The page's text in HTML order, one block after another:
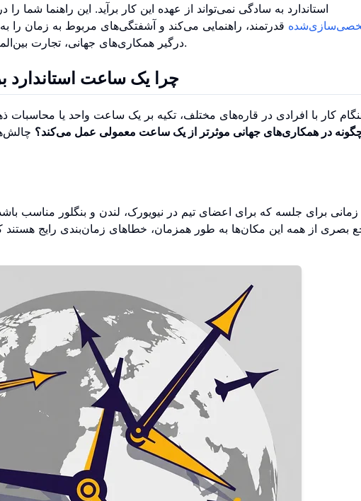
استاندارد به سادگی نمی‌تواند از عهده این کار برآید. این راهنما شما را
قدرتمند، راهنمایی می‌کند و آشفتگی‌های مربوط به زمان
درگیر همکاری‌های جهانی، تجارت بین‌المللی یا مسافرت‌های مکرر است، ضروری است.
چرا یک ساعت
کار با افرادی در قاره‌های مختلف، تکیه بر یک ساعت واحد یا
در همکاری‌های جهانی موثرتر از یک ساعت معمولی عمل می‌کند؟
زمانی برای جلسه که برای اعضای تیم در نیویورک، لندن و بنگلور مناسب
بصری از همه این مکان‌ها به طور همزمان، خطاهای زمان‌بندی رایج